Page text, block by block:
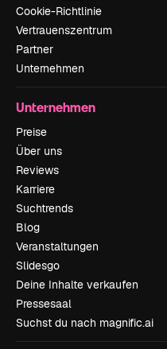
Cookie-Richtlinie
Vertrauenszentrum
Partner
Unternehmen
Unternehmen
Preise
Über uns
Reviews
Karriere
Suchtrends
Blog
Veranstaltungen
Slidesgo
Deine Inhalte verkaufen
Pressesaal
Suchst du nach magnific.ai